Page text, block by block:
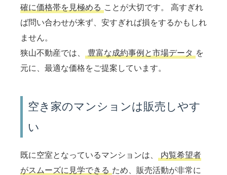
確に価格帯を見極める ことが大切です。 高すぎれ
ば問い合わせが来ず、安すぎれば損をするかもしれ
ません。
狭山不動産では、
豊富な成約事例と市場データ を
元に、最適な価格をご提案しています。
空き家のマンションは販売しやす
い
既に空室となっているマンションは、
内覧希望者
がスムーズに見学できる ため、販売活動が非常に